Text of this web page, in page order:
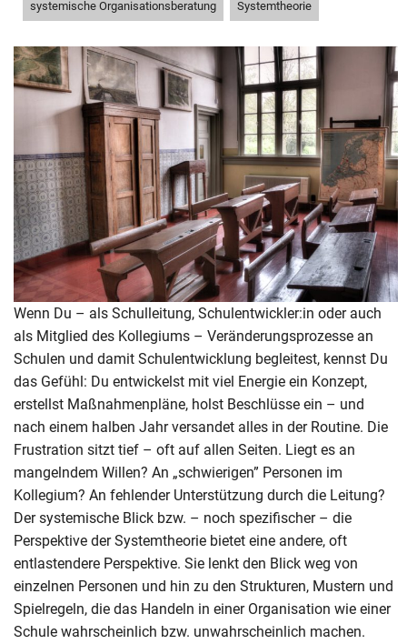
systemische Organisationsberatung Systemtheorie
Wenn Du – als Schulleitung, Schulentwickler:in oder auch
als Mitglied des Kollegiums – Veränderungsprozesse an
Schulen und damit Schulentwicklung begleitest, kennst Du
das Gefühl: Du entwickelst mit viel Energie ein Konzept,
erstellst Maßnahmenpläne, holst Beschlüsse ein – und
nach einem halben Jahr versandet alles in der Routine. Die
Frustration sitzt tief – oft auf allen Seiten. Liegt es an
mangelndem Willen? An „schwierigen” Personen im
Kollegium? An fehlender Unterstützung durch die Leitung?
Der systemische Blick bzw. – noch spezifischer – die
Perspektive der Systemtheorie bietet eine andere, oft
entlastendere Perspektive. Sie lenkt den Blick weg von
einzelnen Personen und hin zu den Strukturen, Mustern und
Spielregeln, die das Handeln in einer Organisation wie einer
Schule wahrscheinlich bzw. unwahrscheinlich machen.